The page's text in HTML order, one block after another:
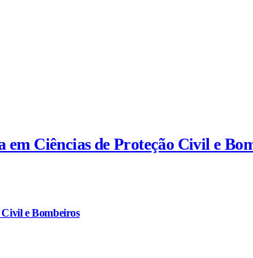
Ciências de Proteção Civil e
e Bombeiros